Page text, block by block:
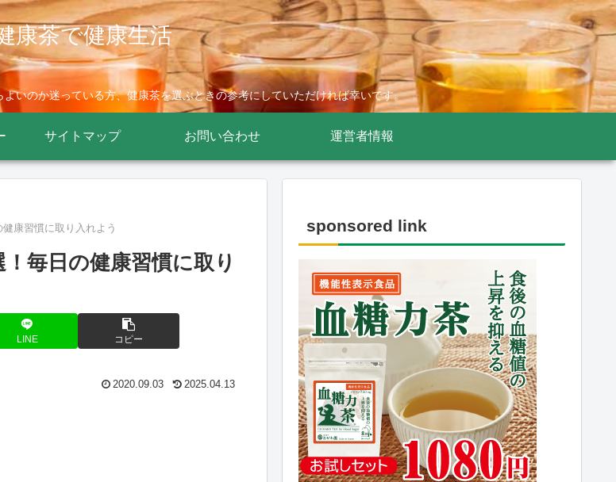
康茶で健康生活
いのか迷っている方、健康茶を選ぶときの参考にしていただければ幸いです。
サイトマップ お問い合わせ 運営者情報
康習慣に取り入れよう
毎日の健康習慣に取り
LINE コピー
2020.09.03 2025.04.13
sponsored link